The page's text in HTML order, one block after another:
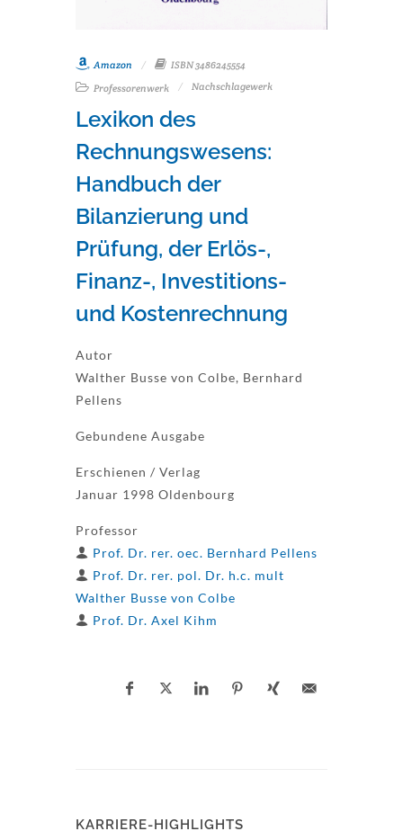
Amazon
ISBN 3486245554
Professorenwerk
Nachschlagewerk
Lexikon des
Rechnungswesens:
Handbuch der
Bilanzierung und
Prüfung, der Erlös-,
Finanz-, Investitions-
und Kostenrechnung
Autor
Walther Busse von Colbe, Bernhard
Pellens
Gebundene Ausgabe
Erschienen / Verlag
Januar 1998 Oldenbourg
Professor
Prof. Dr. rer. oec. Bernhard Pellens
Prof. Dr. rer. pol. Dr. h.c. mult
Walther Busse von Colbe
Prof. Dr. Axel Kihm
KARRIERE-HIGHLIGHTS